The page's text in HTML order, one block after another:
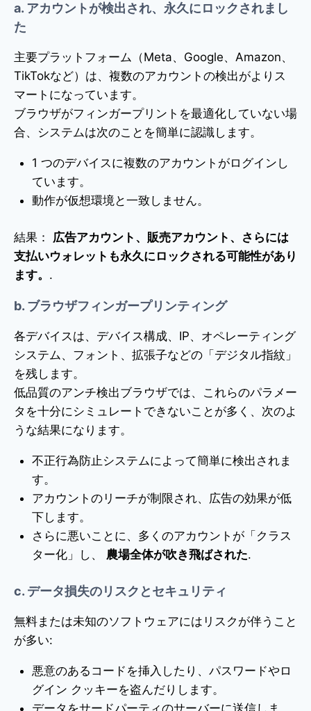
a. アカウントが検出され、永久にロックされまし
た
主要プラットフォーム（Meta、Google、Amazon、
TikTokなど）は、複数のアカウントの検出がよりス
マートになっています。
ブラウザがフィンガープリントを最適化していない場
合、システムは次のことを簡単に認識します。
1 つのデバイスに複数のアカウントがログインし
ています。
動作が仮想環境と一致しません。
結果： 広告アカウント、販売アカウント、さらには
支払いウォレットも永久にロックされる可能性があり
ます。 .
b. ブラウザフィンガープリンティング
各デバイスは、デバイス構成、IP、オペレーティング
システム、フォント、拡張子などの「デジタル指紋」
を残します。
低品質のアンチ検出ブラウザでは、これらのパラメー
タを十分にシミュレートできないことが多く、次のよ
うな結果になります。
不正行為防止システムによって簡単に検出されま
す。
アカウントのリーチが制限され、広告の効果が低
下します。
さらに悪いことに、多くのアカウントが「クラス
ター化」し、 農場全体が吹き飛ばされた.
c. データ損失のリスクとセキュリティ
無料または未知のソフトウェアにはリスクが伴うこと
が多い:
悪意のあるコードを挿入したり、パスワードやロ
グイン クッキーを盗んだりします。